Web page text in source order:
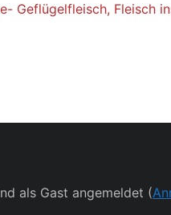
Geflügelfleisch, Fleisch
als Gast angemeldet (